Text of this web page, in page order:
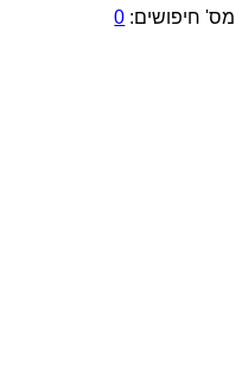
מס' חיפושים: 0